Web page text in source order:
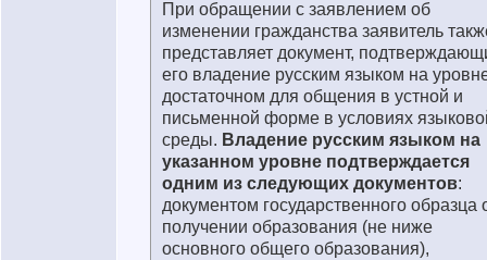
При обращении с заявлением об
изменении гражданства заявитель
представляет документ,
его владение русским языком на
достаточном для общения в устной и
письменной форме в условиях
среды. Владение русским языком на
указанном уровне подтверждается
одним из следующих документов:
документом государственного образца
получении образования (не ниже
основного общего образования),